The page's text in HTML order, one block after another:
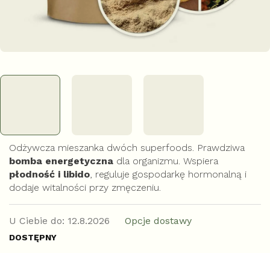
DOSTĘPNY
U Ciebie do: 12.8.2026 Opcje dostawy
Odżywcza mieszanka dwóch superfoods. Prawdziwa
bomba energetyczna dla organizmu. Wspiera
płodność i libido, reguluje gospodarkę hormonalną i
dodaje witalności przy zmęczeniu.